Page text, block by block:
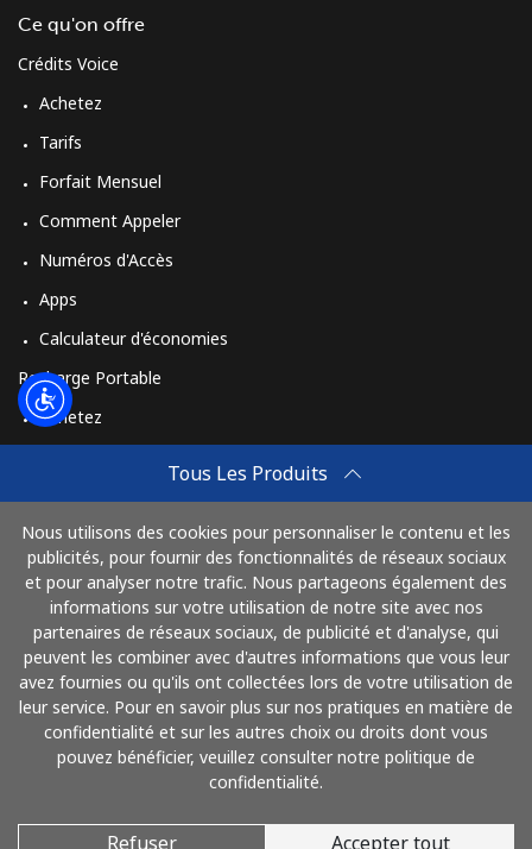
Tous Les Produits
Nous utilisons des cookies pour personnaliser le contenu et les
publicités, pour fournir des fonctionnalités de réseaux sociaux
et pour analyser notre trafic. Nous partageons également des
informations sur votre utilisation de notre site avec nos
partenaires de réseaux sociaux, de publicité et d'analyse, qui
peuvent les combiner avec d'autres informations que vous leur
avez fournies ou qu'ils ont collectées lors de votre utilisation de
leur service. Pour en savoir plus sur nos pratiques en matière de
confidentialité et sur les autres choix ou droits dont vous
pouvez bénéficier, veuillez consulter notre politique de
confidentialité.
Refuser Accepter tout
Ce qu'on offre
Crédits Voice
Achetez
Tarifs
Forfait Mensuel
Comment Appeler
Numéros d'Accès
Apps
Calculateur d'économies
Recharge Portable
Achetez
Achetez
Mode de fonctionnement
Payez avec